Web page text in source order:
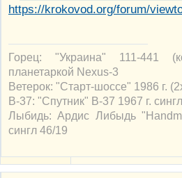
https://krokovod.org/forum/
Горец: "Украина" 111-441
планетаркой Nexus-3
Ветерок: "Старт-шоссе" 1986 г.
В-37: "Спутник" В-37 1967 г.
Лыбидь: Ардис Либыдь
сингл 46/19